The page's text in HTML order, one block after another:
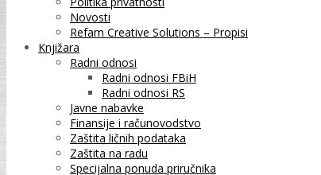
Novosti
Refam Creative Solutions – Propisi
Knjižara
Radni odnosi
Radni odnosi FBiH
Radni odnosi RS
Javne nabavke
Finansije i računovodstvo
Zaštita ličnih podataka
Zaštita na radu
Specijalna ponuda priručnika